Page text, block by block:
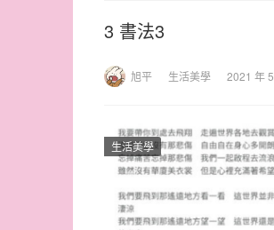
3 書法3
旭平 生活美學 2021 年
生活美學